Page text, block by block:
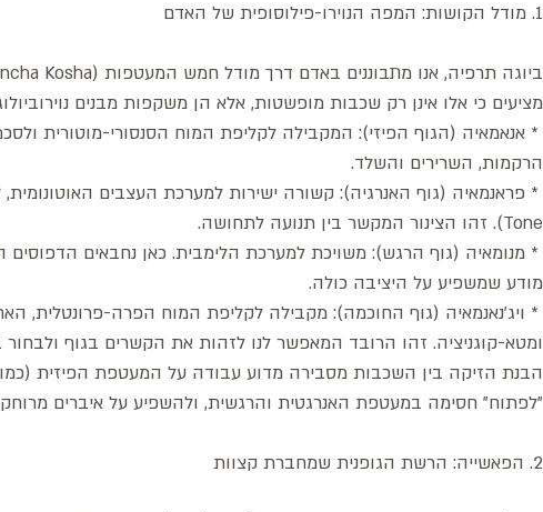
1. מודל הקושות: המפה הנוירו-פילוסופית של האדם
מציעים כי אלו אינן רק שכבות מופשטות, אלא הן משקפות מבנים
* אנאמאיה (הגוף הפיזי): המקבילה לקליפת המוח הסנסורי-מוטורית
הרקמות, השרירים והשלד.
Tone). זהו הצינור המקשר בין תנועה לתחושה.
* מנומאיה (גוף הרגש): משויכת למערכת הלימבית. כאן נחבאים הדפוסים
מודע שמשפיע על היציבה כולה.
* ויג'נאנמאיה (גוף החוכמה): מקבילה לקליפת המוח הפרה-פרונטלית,
ומטא-קוגניציה. זהו הרובד המאפשר לנו לזהות את הקשרים בגוף
הבנת הזיקה בין השכבות מסבירה מדוע עבודה על המעטפת הפיזית
"לפתוח" חסימה במעטפת האנרגטית והרגשית, ולהשפיע על איברים
2. הפאשייה: הרשת הגופנית שמחברת קצוות